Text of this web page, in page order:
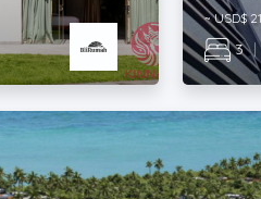
~ USD$
3 |